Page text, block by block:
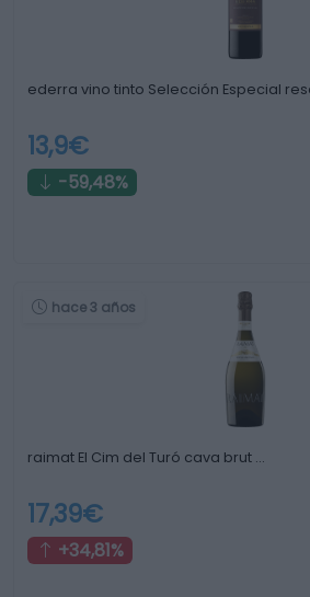
ederra vino tinto Selección Especial
13,9€
-59,48%
hace 3 años
raimat El Cim del Turó cava brut …
17,39€
+34,81%